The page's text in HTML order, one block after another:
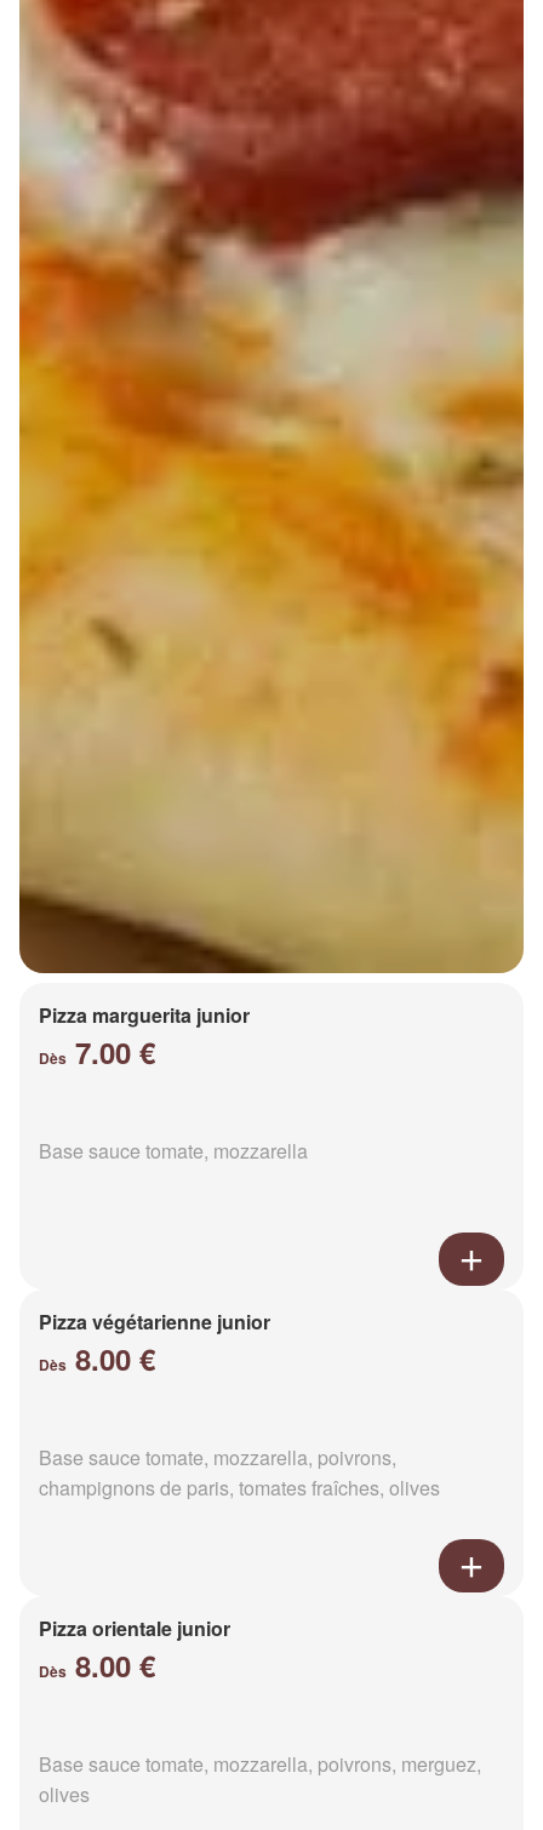
Pizza marguerita junior
Dès 7.00 €
Base sauce tomate, mozzarella
Pizza végétarienne junior
Dès 8.00 €
Base sauce tomate, mozzarella, poivrons,
champignons de paris, tomates fraîches, olives
Pizza orientale junior
Dès 8.00 €
Base sauce tomate, mozzarella, poivrons, merguez,
olives